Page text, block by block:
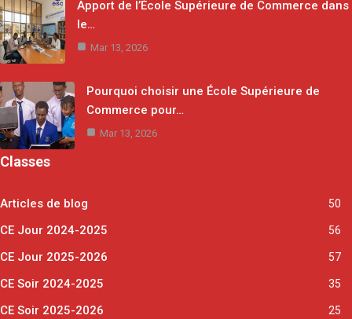
Apport de l’École Supérieure de Commerce dans
le…
Mar 13, 2026
Pourquoi choisir une École Supérieure de
Commerce pour…
Mar 13, 2026
Classes
Articles de blog 50
CE Jour 2024-2025 56
CE Jour 2025-2026 57
CE Soir 2024-2025 35
CE Soir 2025-2026 25